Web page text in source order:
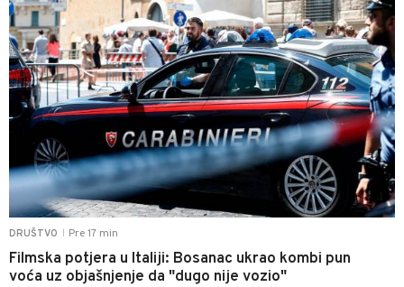
DRUŠTVO Pre 17 min
Filmska potjera u Italiji: Bosanac ukrao kombi pun
voća uz objašnjenje da "dugo nije vozio"